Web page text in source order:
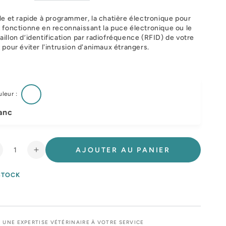
et rapide à programmer, la chatière électronique pour
fonctionne en reconnaissant la puce électronique ou le
d’identification par radiofréquence (RFID) de votre
pour éviter l'intrusion d'animaux étrangers.
:
Augmenter
électronique
AJOUTER AU PANIER
UNE EXPERTISE VÉTÉRINAIRE À VOTRE SERVICE